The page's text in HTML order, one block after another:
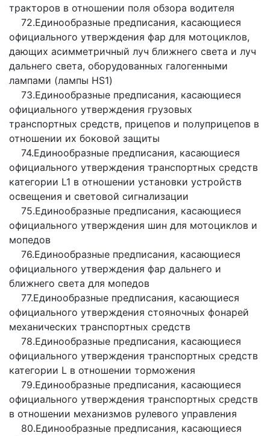
тракторов в отношении поля обзора водителя
72.Единообразные предписания, касающиеся
официального утверждения фар для мотоциклов,
дающих асимметричный луч ближнего света и луч
дальнего света, оборудованных галогенными
лампами (лампы HS1)
73.Единообразные предписания, касающиеся
официального утверждения грузовых
транспортных средств, прицепов и полуприцепов в
отношении их боковой защиты
74.Единообразные предписания, касающиеся
официального утверждения транспортных средств
категории L1 в отношении установки устройств
освещения и световой сигнализации
75.Единообразные предписания, касающиеся
официального утверждения шин для мотоциклов и
мопедов
76.Единообразные предписания, касающиеся
официального утверждения фар дальнего и
ближнего света для мопедов
77.Единообразные предписания, касающиеся
официального утверждения стояночных фонарей
механических транспортных средств
78.Единообразные предписания, касающиеся
официального утверждения транспортных средств
категории L в отношении торможения
79.Единообразные предписания, касающиеся
официального утверждения транспортных средств
в отношении механизмов рулевого управления
80.Единообразные предписания, касающиеся